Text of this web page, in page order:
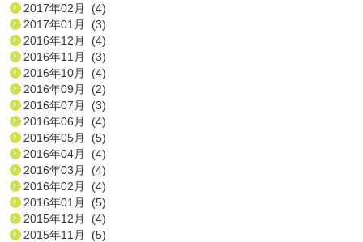
2017年02月 (4)
2017年01月 (3)
2016年12月 (4)
2016年11月 (3)
2016年10月 (4)
2016年09月 (2)
2016年07月 (3)
2016年06月 (4)
2016年05月 (5)
2016年04月 (4)
2016年03月 (4)
2016年02月 (4)
2016年01月 (5)
2015年12月 (4)
2015年11月 (5)